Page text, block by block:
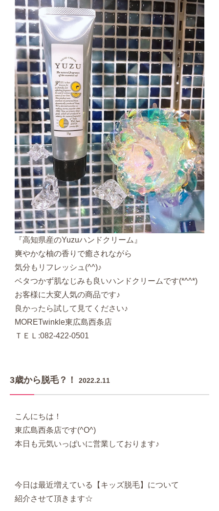
『高知県産のYuzuハンドクリーム』
爽やかな柚の香りで癒されながら
気分もリフレッシュ(^^)♪
ベタつかず肌なじみも良いハンドクリームです(*^^*)
お客様に大変人気の商品です♪
良かったら試して見てください♪
MORETwinkle東広島西条店
ＴＥＬ:082-422-0501
3歳から脱毛？！ 2022.2.11
こんにちは！
東広島西条店です(^O^)
本日も元気いっぱいに営業しております♪
今日は最近増えている【キッズ脱毛】について
紹介させて頂きます☆